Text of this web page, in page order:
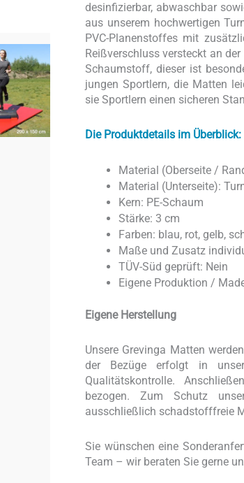
desinfizierbar, abwaschbar
aus unserem hochwertigen
PVC-Planenstoffes mit
Reißverschluss versteckt an
Schaumstoff, dieser ist
jungen Sportlern, die Matten
sie Sportlern einen sicheren
Die Produktdetails im Überblick:
Material (Oberseite /
Material (Unterseite):
Kern: PE-Schaum
Stärke: 3 cm
Farben: blau, rot, gelb,
Maße und Zusatz
TÜV-Süd geprüft: Nein
Eigene Produktion /
Eigene Herstellung
Unsere Grevinga Matten
der Bezüge erfolgt in
Qualitätskontrolle.
bezogen. Zum Schutz
ausschließlich schadstofffreie
Sie wünschen eine
Team – wir beraten Sie gerne